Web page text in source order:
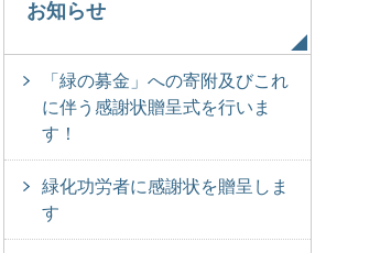
お知らせ
「緑の募金」への寄附及びこれ
に伴う感謝状贈呈式を行いま
す！
緑化功労者に感謝状を贈呈しま
す